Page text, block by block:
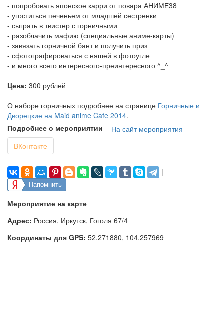
- попробовать японское карри от повара АНИМЕ38
- угоститься печеньем от младшей сестренки
- сыграть в твистер с горничными
- разоблачить мафию (специальные аниме-карты)
- завязать горничной бант и получить приз
- сфотографироваться с няшей в фотоугле
- и много всего интересного-преинтересного ^_^
Цена: 300 рублей
О наборе горничных подробнее на странице Горничные и
Дворецкие на Maid anime Cafe 2014.
Подробнее о мероприятии
На сайт мероприятия
ВКонтакте
|
Напомнить
Мероприятие на карте
Адрес: Россия, Иркутск, Гоголя 67/4
Координаты для GPS: 52.271880, 104.257969